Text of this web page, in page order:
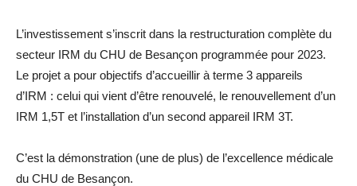
L’investissement s’inscrit dans la restructuration complète du
secteur IRM du CHU de Besançon programmée pour 2023.
Le projet a pour objectifs d’accueillir à terme 3 appareils
d’IRM : celui qui vient d’être renouvelé, le renouvellement d’un
IRM 1,5T et l’installation d’un second appareil IRM 3T.
C’est la démonstration (une de plus) de l’excellence médicale
du CHU de Besançon.